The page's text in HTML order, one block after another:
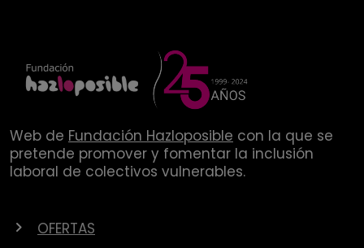
Web de Fundación Hazloposible con la que se
pretende promover y fomentar la inclusión
laboral de colectivos vulnerables.
OFERTAS